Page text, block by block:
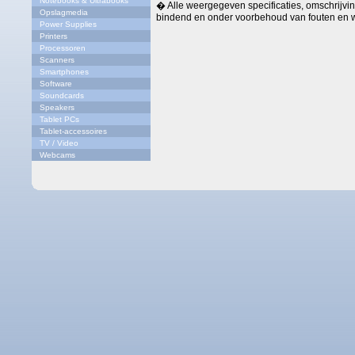
Opslagmedia
Power Supplies
Printers
Processoren
Scanners
Smartphones
Software
Soundcards
Speakers
Tablet PCs
Tablet-accessoires
TV / Video
Webcams
� Alle weergegeven specificaties,
bindend en onder voorbehoud van fouten en